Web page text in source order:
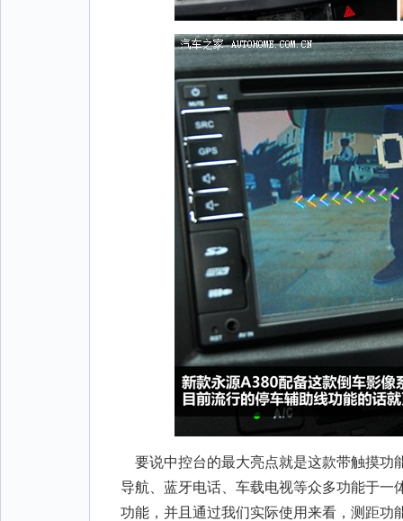
要说中控台的最大亮点就是这款带触摸功
导航、蓝牙电话、车载电视等众多功能于一
功能，并且通过我们实际使用来看，测距功